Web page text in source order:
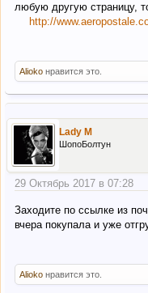
любую другую страницу,
http://
Alioko нравится это.
Lady M
ШопоБолтун
29 Октябрь 2017 в 07:28
Заходите по ссылке из
вчера покупала и уже
Alioko нравится это.